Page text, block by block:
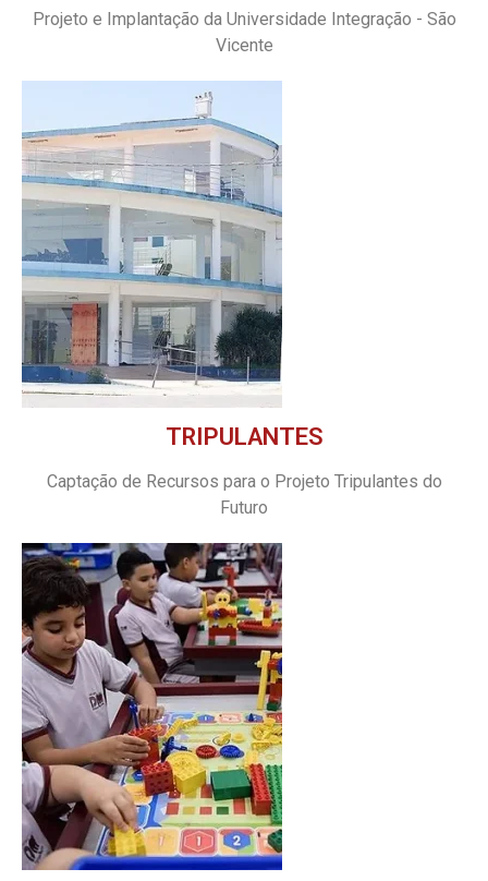
Projeto e Implantação da Universidade Integração - São
Vicente
TRIPULANTES
Captação de Recursos para o Projeto Tripulantes do
Futuro